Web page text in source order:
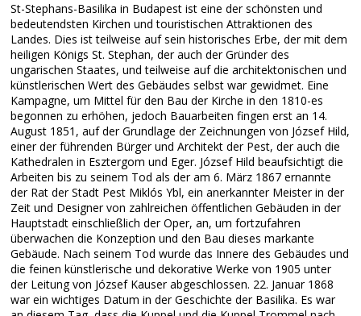
St-Stephans-Basilika in Budapest ist eine der schönsten und
bedeutendsten Kirchen und touristischen Attraktionen des
Landes. Dies ist teilweise auf sein historisches Erbe, der mit dem
heiligen Königs St. Stephan, der auch der Gründer des
ungarischen Staates, und teilweise auf die architektonischen und
künstlerischen Wert des Gebäudes selbst war gewidmet. Eine
Kampagne, um Mittel für den Bau der Kirche in den 1810-es
begonnen zu erhöhen, jedoch Bauarbeiten fingen erst an 14.
August 1851, auf der Grundlage der Zeichnungen von József Hild,
einer der führenden Bürger und Architekt der Pest, der auch die
Kathedralen in Esztergom und Eger. József Hild beaufsichtigt die
Arbeiten bis zu seinem Tod als der am 6. März 1867 ernannte
der Rat der Stadt Pest Miklós Ybl, ein anerkannter Meister in der
Zeit und Designer von zahlreichen öffentlichen Gebäuden in der
Hauptstadt einschließlich der Oper, an, um fortzufahren
überwachen die Konzeption und den Bau dieses markante
Gebäude. Nach seinem Tod wurde das Innere des Gebäudes und
die feinen künstlerische und dekorative Werke von 1905 unter
der Leitung von József Kauser abgeschlossen. 22. Januar 1868
war ein wichtiges Datum in der Geschichte der Basilika. Es war